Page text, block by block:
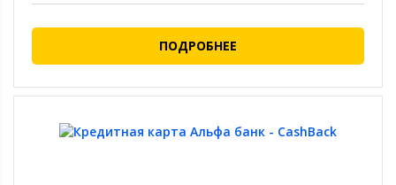
ПОДРОБНЕЕ